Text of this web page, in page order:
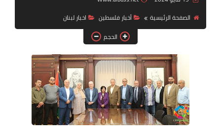
لك سيدتي
الصفحة الرئيسية
أخبار فلسطين
اخبار لبنان
الحجم